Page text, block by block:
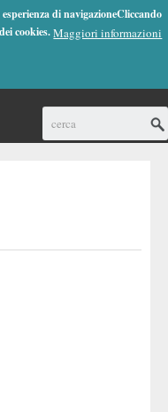
di navigazioneCliccando
cookies.Maggiori informazioni
(0)